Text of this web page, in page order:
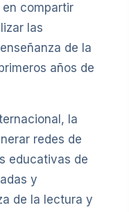
compartir
las
de la
años de
la
redes de
educativas de
y
de la lectura y